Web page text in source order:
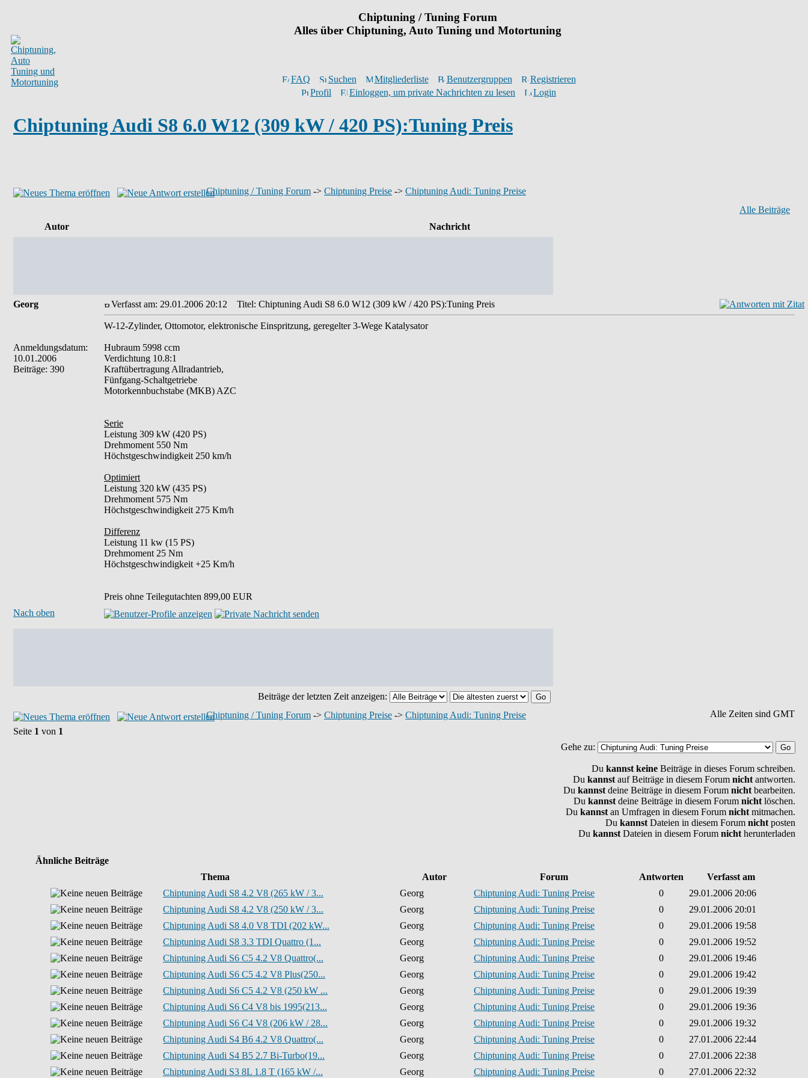
Chiptuning / Tuning Forum
Alles über Chiptuning, Auto Tuning und Motortuning
FAQ Suchen Mitgliederliste Benutzergruppen
Registrieren
Profil
Einloggen, um private Nachrichten zu lesen Login
Chiptuning Audi S8 6.0 W12 (309 kW / 420 PS):Tuning Preis
Chiptuning / Tuning Forum -> Chiptuning Preise -> Chiptuning Audi: Tuning Preise
Alle Beiträge
Autor
Nachricht
Georg
Anmeldungsdatum:
10.01.2006
Beiträge: 390
Verfasst am: 29.01.2006 20:12 Titel: Chiptuning Audi S8 6.0 W12 (309 kW / 420 PS):Tuning Preis
W-12-Zylinder, Ottomotor, elektronische Einspritzung, geregelter 3-Wege Katalysator
Hubraum 5998 ccm
Verdichtung 10.8:1
Kraftübertragung Allradantrieb,
Fünfgang-Schaltgetriebe
Motorkennbuchstabe (MKB) AZC
Serie
Leistung 309 kW (420 PS)
Drehmoment 550 Nm
Höchstgeschwindigkeit 250 km/h
Optimiert
Leistung 320 kW (435 PS)
Drehmoment 575 Nm
Höchstgeschwindigkeit 275 Km/h
Differenz
Leistung 11 kw (15 PS)
Drehmoment 25 Nm
Höchstgeschwindigkeit +25 Km/h
Preis ohne Teilegutachten 899,00 EUR
Nach oben
Beiträge der letzten Zeit anzeigen:
Chiptuning / Tuning Forum -> Chiptuning Preise -> Chiptuning Audi: Tuning Preise
Alle Zeiten sind GMT
Seite 1 von 1
Gehe zu:
Du kannst keine Beiträge in dieses Forum schreiben.
Du kannst auf Beiträge in diesem Forum nicht antworten.
Du kannst deine Beiträge in diesem Forum nicht bearbeiten.
Du kannst deine Beiträge in diesem Forum nicht löschen.
Du kannst an Umfragen in diesem Forum nicht mitmachen.
Du kannst Dateien in diesem Forum nicht posten
Du kannst Dateien in diesem Forum nicht herunterladen
Ähnliche Beiträge
Thema
Autor Forum Antworten
Verfasst am
Chiptuning Audi S8 4.2 V8 (265 kW / 3...
Georg Chiptuning Audi: Tuning Preise 0
29.01.2006 20:06
Chiptuning Audi S8 4.2 V8 (250 kW / 3...
Georg Chiptuning Audi: Tuning Preise 0
29.01.2006 20:01
Chiptuning Audi S8 4.0 V8 TDI (202 kW...
Georg Chiptuning Audi: Tuning Preise 0
29.01.2006 19:58
Chiptuning Audi S8 3.3 TDI Quattro (1...
Georg Chiptuning Audi: Tuning Preise 0
29.01.2006 19:52
Chiptuning Audi S6 C5 4.2 V8 Quattro(...
Georg Chiptuning Audi: Tuning Preise 0
29.01.2006 19:46
Chiptuning Audi S6 C5 4.2 V8 Plus(250...
Georg Chiptuning Audi: Tuning Preise 0
29.01.2006 19:42
Chiptuning Audi S6 C5 4.2 V8 (250 kW ...
Georg Chiptuning Audi: Tuning Preise 0
29.01.2006 19:39
Chiptuning Audi S6 C4 V8 bis 1995(213...
Georg Chiptuning Audi: Tuning Preise 0
29.01.2006 19:36
Chiptuning Audi S6 C4 V8 (206 kW / 28...
Georg Chiptuning Audi: Tuning Preise 0
29.01.2006 19:32
Chiptuning Audi S4 B6 4.2 V8 Quattro(...
Georg Chiptuning Audi: Tuning Preise 0
27.01.2006 22:44
Chiptuning Audi S4 B5 2.7 Bi-Turbo(19...
Georg Chiptuning Audi: Tuning Preise 0
27.01.2006 22:38
Chiptuning Audi S3 8L 1.8 T (165 kW /...
Georg Chiptuning Audi: Tuning Preise 0 27.01.2006 22:32